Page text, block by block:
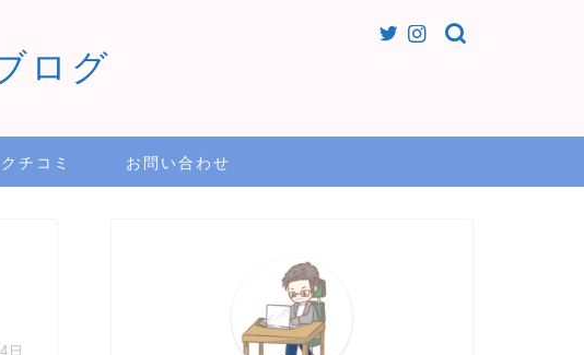
ログ
クチコミ お問い合わせ
日